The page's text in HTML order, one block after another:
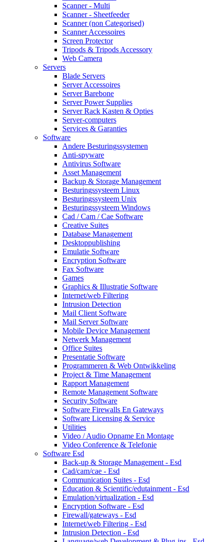
Scanner - Multi
Scanner - Sheetfeeder
Scanner (non Categorised)
Scanner Accessoires
Screen Protector
Tripods & Tripods Accessory
Web Camera
Servers
Blade Servers
Server Accessoires
Server Barebone
Server Power Supplies
Server Rack Kasten & Opties
Server-computers
Services & Garanties
Software
Andere Besturingssystemen
Anti-spyware
Antivirus Software
Asset Management
Backup & Storage Management
Besturingssysteem Linux
Besturingssysteem Unix
Besturingssysteem Windows
Cad / Cam / Cae Software
Creative Suites
Database Management
Desktoppublishing
Emulatie Software
Encryption Software
Fax Software
Games
Graphics & Illustratie Software
Internet/web Filtering
Intrusion Detection
Mail Client Software
Mail Server Software
Mobile Device Management
Netwerk Management
Office Suites
Presentatie Software
Programmeren & Web Ontwikkeling
Project & Time Management
Rapport Management
Remote Management Software
Security Software
Software Firewalls En Gateways
Software Licensing & Service
Utilities
Video / Audio Opname En Montage
Video Conference & Telefonie
Software Esd
Back-up & Storage Management - Esd
Cad/cam/cae - Esd
Communication Suites - Esd
Education & Scientific/edutainment - Esd
Emulation/virtualization - Esd
Encryption Software - Esd
Firewall/gateways - Esd
Internet/web Filtering - Esd
Intrusion Detection - Esd